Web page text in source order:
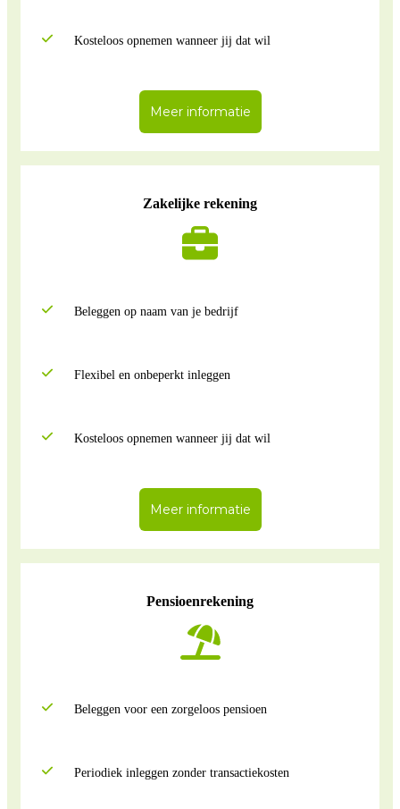
Kosteloos opnemen wanneer jij dat wil
Meer informatie
Zakelijke rekening
Beleggen op naam van je bedrijf
Flexibel en onbeperkt inleggen
Kosteloos opnemen wanneer jij dat wil
Meer informatie
Pensioenrekening
Beleggen voor een zorgeloos pensioen
Periodiek inleggen zonder transactiekosten